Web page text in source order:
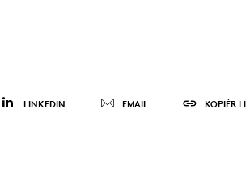
LINKEDIN EMAIL KOPIÉR